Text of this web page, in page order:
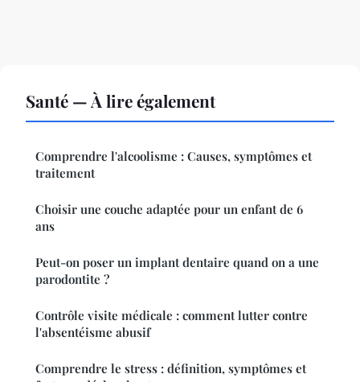
Santé — À lire également
Comprendre l'alcoolisme : Causes, symptômes et
traitement
Choisir une couche adaptée pour un enfant de 6
ans
Peut-on poser un implant dentaire quand on a une
parodontite ?
Contrôle visite médicale : comment lutter contre
l'absentéisme abusif
Comprendre le stress : définition, symptômes et